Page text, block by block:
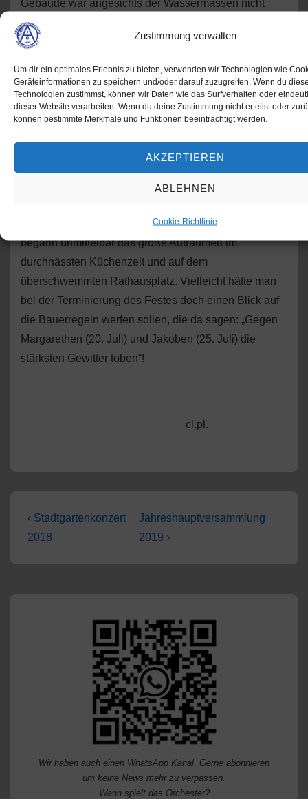
Zustimmung verwalten
Um dir ein optimales Erlebnis zu bieten, verwenden wir Technologien wie
Geräteinformationen zu speichern und/oder darauf zuzugreifen. Wenn du
Technologien zustimmst, können wir Daten wie das Surfverhalten oder
dieser Website verarbeiten. Wenn du deine Zustimmung nicht erteilst oder
können bestimmte Merkmale und Funktionen beeinträchtigt werden.
AKZEPTIEREN
ABLEHNEN
Cookie-Richtlinie
Gebäude war angesichts der Wassermassen nicht
mehr zu denken, und so spielten die Berghausener
quasi „unplugged“ für das unter den Schirmen
standing ovations gefeiert! Unwillkürlich drängte sich
hier der Vergleich mit dem unbeirrt musizierenden
Salonorchester beim Untergang der Titanic auf!!
wieder die Sonne… Dennoch war das Fest gelaufen;
Unwetter zum Opfer. Für die Vereinsmannschaft
begann unmittelbar das große Aufräumen im
durchnässten Küchenzelt und auf dem
überschwemmten Rathausplatz. Vielleicht hätte man
bei der Terminierung des Festes doch einen Blick auf
die Bauerregeln werfen sollen, die da sagen: „Gegen
Margarethen (20. Juli) und Jakoben (25. Juli) die
stärksten Gewitter toben“!
cl.pl.
Beitragsnavigation
Vorheriger
Beitrag
‹ Stadtgartenkonzert
2018
Nächster
Beitrag
Jahreshauptversammlung
2019 ›
Wir haben auch einen WhatsApp Kanal. Gerne abonnieren
um keine News mehr zu verpassen.
Wann spielt das Orchester?